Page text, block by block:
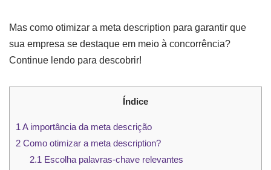
Mas como otimizar a meta description para garantir que
sua empresa se destaque em meio à concorrência?
Continue lendo para descobrir!
Índice
1 A importância da meta descrição
2 Como otimizar a meta description?
2.1 Escolha palavras-chave relevantes